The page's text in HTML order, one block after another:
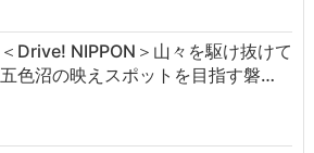
＜Drive! NIPPON＞山々を駆け抜けて
五色沼の映えスポットを目指す磐…